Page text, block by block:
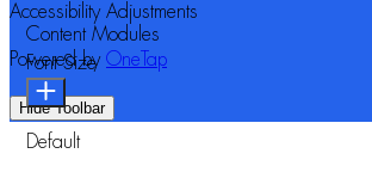
Accessibility Adjustments
Powered by OneTap
Hide Toolbar
Content Modules
Font Size
Default